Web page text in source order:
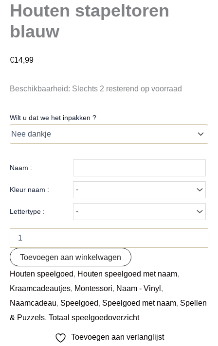
Houten stapeltoren
blauw
€14,99
Beschikbaarheid: Slechts 2 resterend op voorraad
Wilt u dat we het inpakken ?
Naam :
Kleur naam :
Lettertype :
Toevoegen aan winkelwagen
Houten speelgoed, Houten speelgoed met naam,
Kraamcadeautjes, Montessori, Naam - Vinyl,
Naamcadeau, Speelgoed, Speelgoed met naam, Spellen
& Puzzels, Totaal speelgoedoverzicht
Toevoegen aan verlanglijst